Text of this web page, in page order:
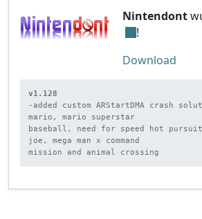
Nintendont
!
Download
v1.128
-added custom ARStartDMA crash
mario, mario superstar
baseball, need for speed hot
joe, mega man x command
mission and animal crossing